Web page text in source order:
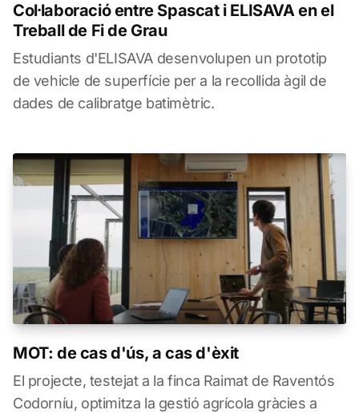
Col·laboració entre Spascat i ELISAVA en el
Treball de Fi de Grau
Estudiants d'ELISAVA desenvolupen un prototip
de vehicle de superfície per a la recollida àgil de
dades de calibratge batimètric.
MOT: de cas d'ús, a cas d'èxit
El projecte, testejat a la finca Raimat de Raventós
Codorníu, optimitza la gestió agrícola gràcies a